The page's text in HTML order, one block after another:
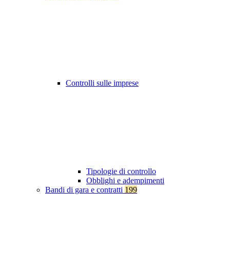
Controlli sulle imprese
Tipologie di controllo
Obblighi e adempimenti
Bandi di gara e contratti 199